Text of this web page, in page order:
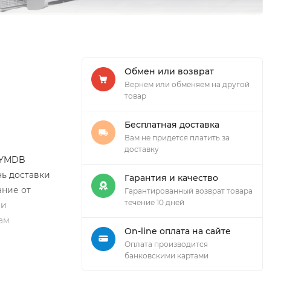
доставки
от
Обмен или возврат
Вернем или обменяем на другой
товар
Бесплатная доставка
Вам не придется платить за
доставку
Гарантия и качество
Гарантированный возврат товара
течение 10 дней
On-line оплата на сайте
Оплата производится
банковскими картами